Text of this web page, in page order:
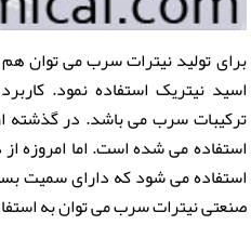
برای تولید نیترات سرب می توان
اسید نیتریک استفاده نمود.
ترکیبات سرب می باشد. در گذشته
استفاده می شده است. اما امروزه
استفاده می شود که دارای سمیت
صنعتی نیترات سرب می توان به